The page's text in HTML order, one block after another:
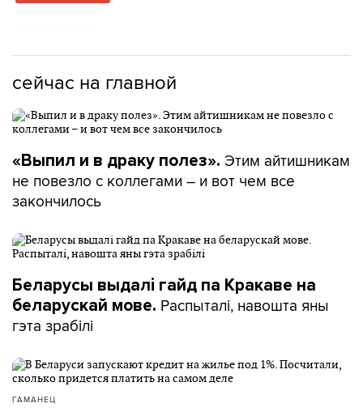
сейчас на главной
«Выпил и в драку полез». Этим айтишникам
не повезло с коллегами – и вот чем все
закончилось
Беларусы выдалі гайд па Кракаве на
беларускай мове. Распыталі, навошта яны
гэта зрабілі
ГАМАНЕЦ